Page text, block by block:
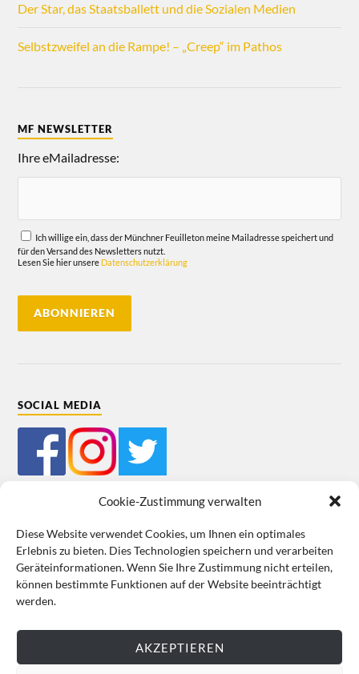
Cookie-Zustimmung verwalten
Diese Website verwendet Cookies, um Ihnen ein optimales
Erlebnis zu bieten. Dies Technologien speichern und verarbeiten
Geräteinformationen. Wenn Sie Ihre Zustimmung nicht erteilen,
können bestimmte Funktionen auf der Website beeinträchtigt
werden.
AKZEPTIEREN
Der Star, das Staatsballett und die Sozialen Medien
Selbstzweifel an die Rampe! – „Creep“ im Pathos
MF NEWSLETTER
Ihre eMailadresse:
Ich willige ein, dass der Münchner Feuilleton meine Mailadresse speichert und
für den Versand des Newsletters nutzt.
Lesen Sie hier unsere Datenschutzerklärung
SOCIAL MEDIA
Mein Bestellkonto Kundeninformationen Datenschutz
Cookie-Richtlinie (EU) Impressum
VERTRAG WIDERRUFEN